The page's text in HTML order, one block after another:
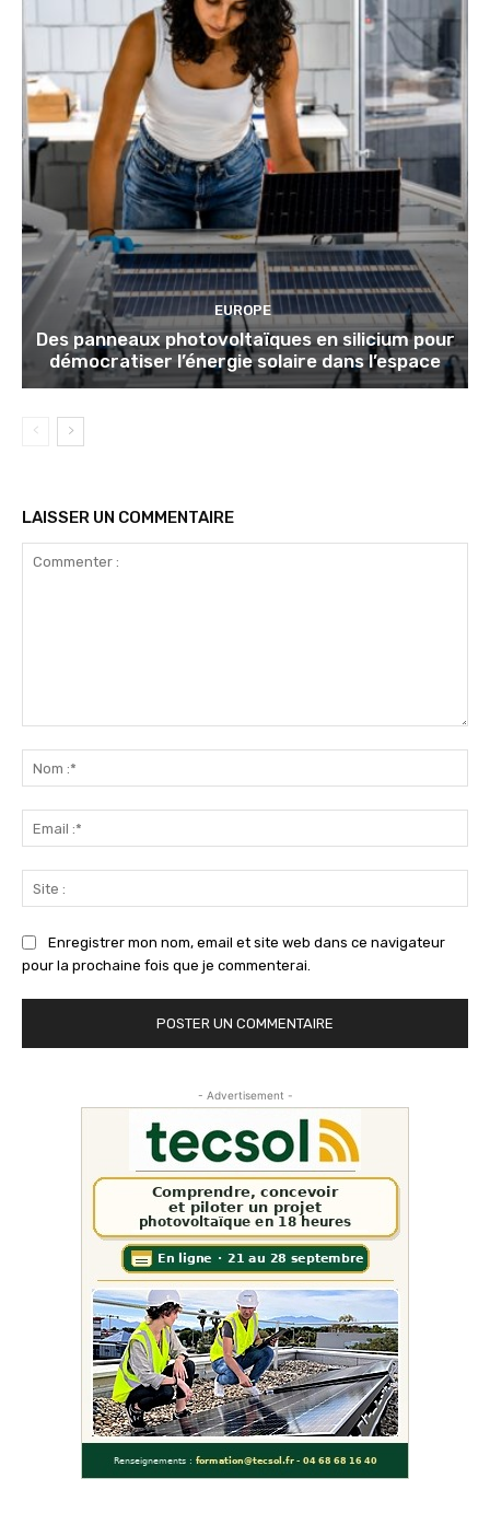
EUROPE
Des panneaux photovoltaïques en silicium pour
démocratiser l’énergie solaire dans l’espace
LAISSER UN COMMENTAIRE
:*
:*
:
Enregistrer mon nom, email et site web dans ce navigateur
pour la prochaine fois que je commenterai.
- Advertisement -